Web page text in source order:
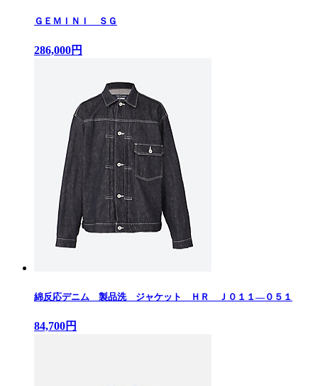
ＧＥＭＩＮＩ ＳＧ
286,000円
綿反応デニム 製品洗 ジャケット ＨＲ Ｊ０１１—０５１
84,700円